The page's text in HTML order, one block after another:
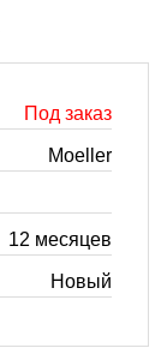
Под заказ
Moeller
12 месяцев
Новый